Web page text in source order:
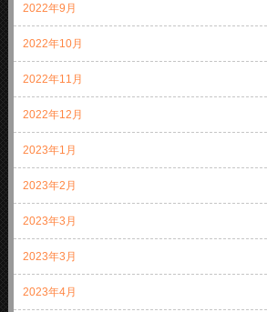
2022年9月
2022年10月
2022年11月
2022年12月
2023年1月
2023年2月
2023年3月
2023年3月
2023年4月